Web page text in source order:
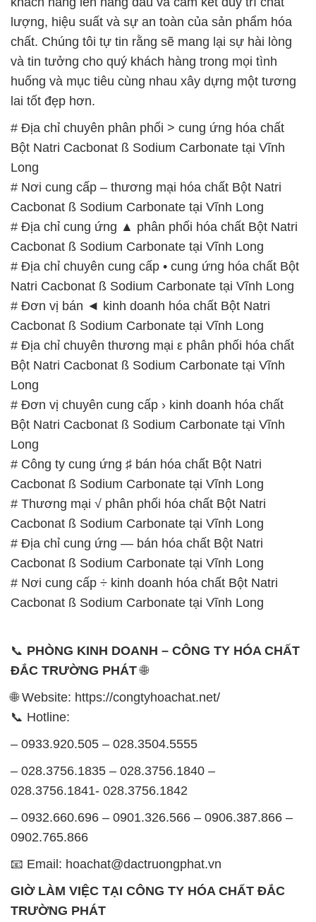
lượng, hiệu suất và sự an toàn của sản phẩm hóa
chất. Chúng tôi tự tin rằng sẽ mang lại sự hài lòng
và tin tưởng cho quý khách hàng trong mọi tình
huống và mục tiêu cùng nhau xây dựng một tương
lai tốt đẹp hơn.
# Địa chỉ chuyên phân phối > cung ứng hóa chất
Bột Natri Cacbonat ß Sodium Carbonate tại Vĩnh
Long
# Nơi cung cấp – thương mại hóa chất Bột Natri
Cacbonat ß Sodium Carbonate tại Vĩnh Long
# Địa chỉ cung ứng ▲ phân phối hóa chất Bột Natri
Cacbonat ß Sodium Carbonate tại Vĩnh Long
# Địa chỉ chuyên cung cấp • cung ứng hóa chất Bột
Natri Cacbonat ß Sodium Carbonate tại Vĩnh Long
# Đơn vị bán ◄ kinh doanh hóa chất Bột Natri
Cacbonat ß Sodium Carbonate tại Vĩnh Long
# Địa chỉ chuyên thương mại ε phân phối hóa chất
Bột Natri Cacbonat ß Sodium Carbonate tại Vĩnh
Long
# Đơn vị chuyên cung cấp › kinh doanh hóa chất
Bột Natri Cacbonat ß Sodium Carbonate tại Vĩnh
Long
# Công ty cung ứng ♯ bán hóa chất Bột Natri
Cacbonat ß Sodium Carbonate tại Vĩnh Long
# Thương mại √ phân phối hóa chất Bột Natri
Cacbonat ß Sodium Carbonate tại Vĩnh Long
# Địa chỉ cung ứng — bán hóa chất Bột Natri
Cacbonat ß Sodium Carbonate tại Vĩnh Long
# Nơi cung cấp ÷ kinh doanh hóa chất Bột Natri
Cacbonat ß Sodium Carbonate tại Vĩnh Long
📞 PHÒNG KINH DOANH – CÔNG TY HÓA CHẤT
ĐẮC TRƯỜNG PHÁT🌐
🌐 Website: https://congtyhoachat.net/
📞 Hotline:
– 0933.920.505 – 028.3504.5555
– 028.3756.1835 – 028.3756.1840 –
028.3756.1841- 028.3756.1842
– 0932.660.696 – 0901.326.566 – 0906.387.866 –
0902.765.866
📧 Email: hoachat@dactruongphat.vn
GIỜ LÀM VIỆC TẠI CÔNG TY HÓA CHẤT ĐẮC
TRƯỜNG PHÁT